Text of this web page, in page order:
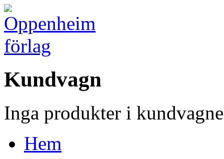
Kundvagn
Inga produkter i
Hem